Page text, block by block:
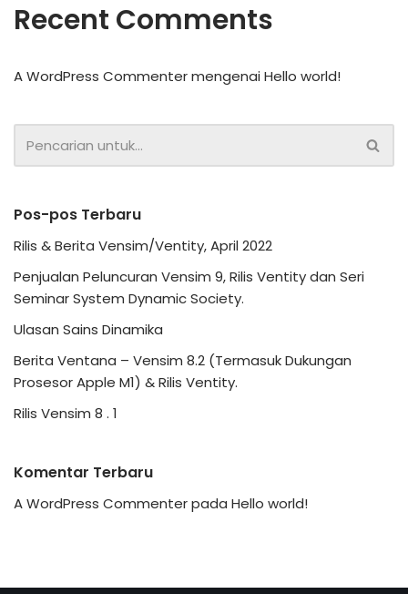
Recent Comments
A WordPress CommentermengenaiHello world!
Pos-pos Terbaru
Rilis & Berita Vensim/Ventity, April 2022
Penjualan Peluncuran Vensim 9, Rilis Ventity dan Seri
Seminar System Dynamic Society.
Ulasan Sains Dinamika
Berita Ventana – Vensim 8.2 (Termasuk Dukungan
Prosesor Apple M1) & Rilis Ventity.
Rilis Vensim 8 . 1
Komentar Terbaru
A WordPress Commenterpada Hello world!